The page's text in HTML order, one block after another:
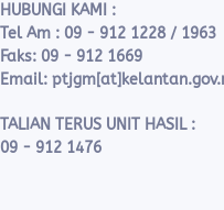
HUBUNGI KAMI :
Tel Am : 09 - 912 1228 / 1963
Faks: 09 - 912 1669
Email:
TALIAN TERUS UNIT HASIL :
09 - 912 1476